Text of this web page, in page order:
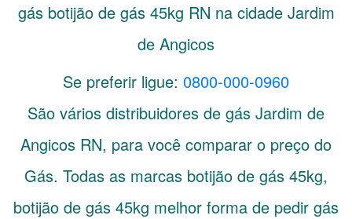
gás botijão de gás 45kg RN na cidade Jardim
de Angicos
Se preferir ligue: 0800-000-0960
São vários distribuidores de gás Jardim de
Angicos RN, para você comparar o preço do
Gás. Todas as marcas botijão de gás 45kg,
botijão de gás 45kg melhor forma de pedir gás